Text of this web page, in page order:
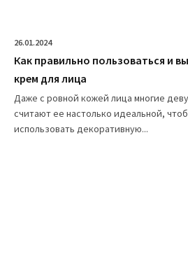
26.01.2024
Как правильно пользоваться и
крем для лица
Даже с ровной кожей лица многие
считают ее настолько идеальной,
использовать декоративную...